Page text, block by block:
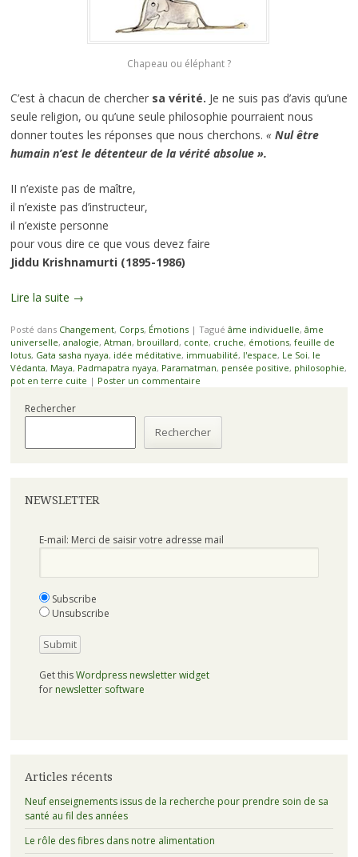
Chapeau ou éléphant ?
C’est à chacun de chercher sa vérité. Je ne suis pas d’avis qu’une
seule religion, ou qu’une seule philosophie pourraient nous
donner toutes les réponses que nous cherchons. « Nul être
humain n’est le détenteur de la vérité absolue ».
II n’existe pas de maître,
il n’existe pas d’instructeur,
il n’existe personne
pour vous dire ce que vous devez faire
Jiddu Krishnamurti (1895-1986)
Lire la suite →
Posté dans Changement, Corps, Émotions | Tagué âme individuelle, âme
universelle, analogie, Atman, brouillard, conte, cruche, émotions, feuille de
lotus, Gata sasha nyaya, idée méditative, immuabilité, l'espace, Le Soi, le
Védanta, Maya, Padmapatra nyaya, Paramatman, pensée positive, philosophie,
pot en terre cuite | Poster un commentaire
Rechercher
Rechercher
NEWSLETTER
E-mail: Merci de saisir votre adresse mail
Subscribe
Unsubscribe
Get thisWordpress newsletter widget
for newsletter software
Articles récents
Neuf enseignements issus de la recherche pour prendre soin de sa
santé au fil des années
Le rôle des fibres dans notre alimentation